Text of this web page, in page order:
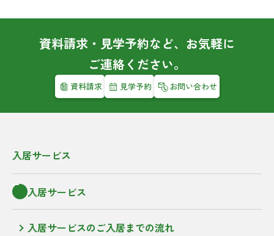
資料請求・見学予約など、お気軽に
ご連絡ください。
資料請求 見学予約 お問い合わせ
入居サービス
入居サービス
入居サービスのご入居までの流れ